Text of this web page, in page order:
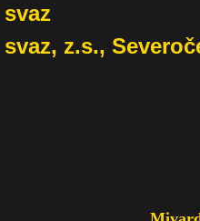
z.s.,